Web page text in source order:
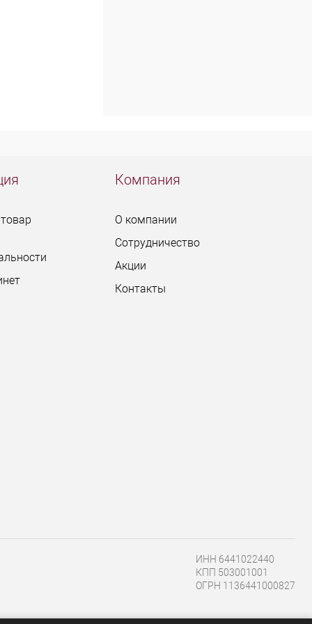
Компания
О компании
Сотрудничество
Акции
Контакты
ИНН 6441022440
КПП 503001001
ОГРН 1136441000827